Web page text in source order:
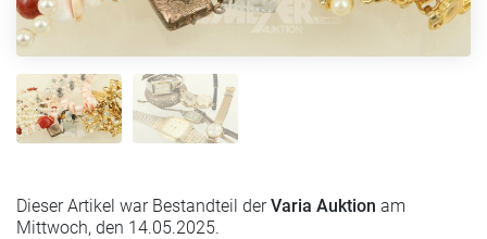
Dieser Artikel war Bestandteil derVaria Auktion am
Mittwoch, den 14.05.2025.